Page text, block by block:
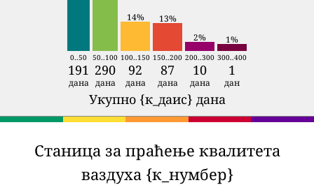
14%
13%
2%
1%
0..50 50..100 100..150 150..200 200..300 300..400
191 290 92 87 10 1
дана дана дана дана дана дан
Укупно {к_даис} дана
Станица за праћење квалитета
ваздуха {к_нумбер}